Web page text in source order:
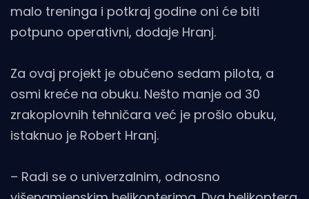
malo treninga i potkraj godine oni će biti
potpuno operativni, dodaje Hranj.
Za ovaj projekt je obučeno sedam pilota, a
osmi kreće na obuku. Nešto manje od 30
zrakoplovnih tehničara već je prošlo obuku,
istaknuo je Robert Hranj.
– Radi se o univerzalnim, odnosno